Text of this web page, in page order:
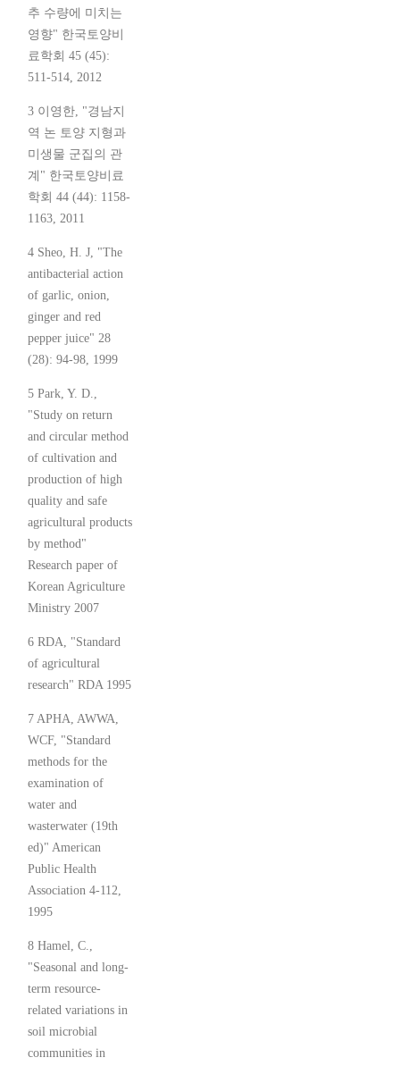
추 수량에 미치는
영향" 한국토양비
료학회 45 (45):
511-514, 2012
3 이영한, "경남지
역 논 토양 지형과
미생물 군집의 관
계" 한국토양비료
학회 44 (44): 1158-
1163, 2011
4 Sheo, H. J, "The
antibacterial action
of garlic, onion,
ginger and red
pepper juice" 28
(28): 94-98, 1999
5 Park, Y. D.,
"Study on return
and circular method
of cultivation and
production of high
quality and safe
agricultural products
by method"
Research paper of
Korean Agriculture
Ministry 2007
6 RDA, "Standard
of agricultural
research" RDA 1995
7 APHA, AWWA,
WCF, "Standard
methods for the
examination of
water and
wasterwater (19th
ed)" American
Public Health
Association 4-112,
1995
8 Hamel, C.,
"Seasonal and long-
term resource-
related variations in
soil microbial
communities in